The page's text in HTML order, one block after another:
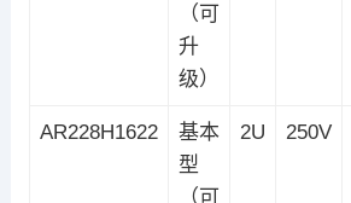
（可
升
级）
AR228H1622
基本
型
（可
2U 250V